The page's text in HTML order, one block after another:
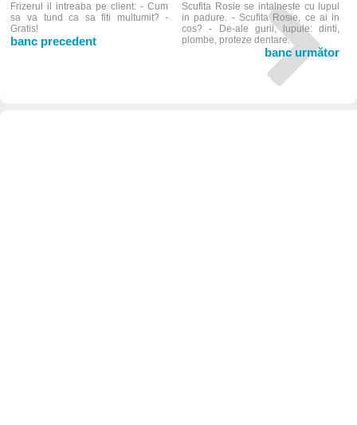
Frizerul il intreaba pe client: - Cum
sa va tund ca sa fiti multumit? -
Gratis!
banc precedent
Scufita Rosie se intalneste cu lupul
in padure. - Scufita Rosie, ce ai in
cos? - De-ale gurii, lupule: dinti,
plombe, proteze dentare.
banc următor